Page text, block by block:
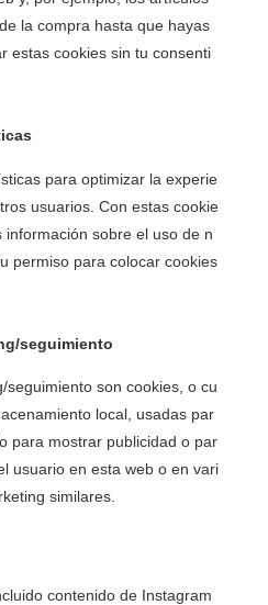
la compra hasta que hayas
estas cookies sin tu consenti
para optimizar la experie
usuarios. Con estas cookie
sobre el uso de n
permiso para colocar cookies
seguimiento
seguimiento son cookies, o cu
local, usadas par
para mostrar publicidad o par
usuario en esta web o en vari
similares.
contenido de Instagram